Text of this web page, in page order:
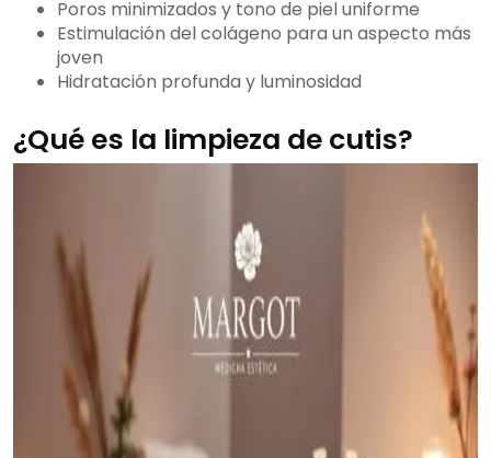
Poros minimizados y tono de piel uniforme
Estimulación del colágeno para un aspecto más
joven
Hidratación profunda y luminosidad
¿Qué es la limpieza de cutis?